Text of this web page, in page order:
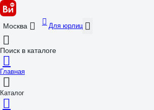
Москва Для юрлиц
Поиск в каталоге
Главная
Каталог